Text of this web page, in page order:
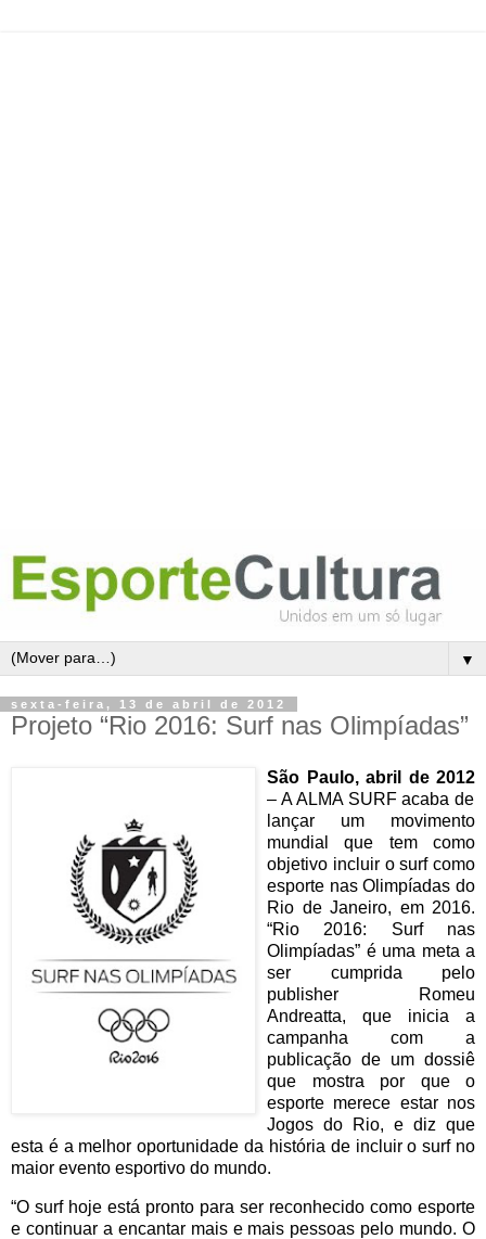
▼
sexta-feira, 13 de abril de 2012
Projeto “Rio 2016: Surf nas Olimpíadas”
São Paulo, abril de 2012
– A ALMA SURF acaba de
lançar um movimento
mundial que tem como
objetivo incluir o surf como
esporte nas Olimpíadas do
Rio de Janeiro, em 2016.
“Rio 2016: Surf nas
Olimpíadas” é uma meta a
ser cumprida pelo
publisher Romeu
Andreatta, que inicia a
campanha com a
publicação de um dossiê
que mostra por que o
esporte merece estar nos
Jogos do Rio, e diz que
esta é a melhor oportunidade da história de incluir o surf no
maior evento esportivo do mundo.
“O surf hoje está pronto para ser reconhecido como esporte
e continuar a encantar mais e mais pessoas pelo mundo. O